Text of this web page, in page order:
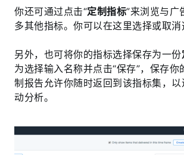
你还可通过点击“定制指标”来浏览与广
多其他指标。你可以在这里选择或取消
另外，也可将你的指标选择保存为一份
为选择输入名称并点击“保存”，保存你
制报告允许你随时返回到该指标集，
动分析。